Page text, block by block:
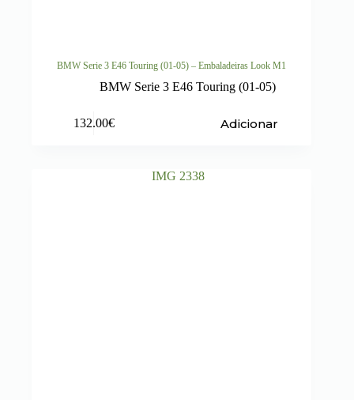
BMW Serie 3 E46 Touring (01-05) – Embaladeiras Look M1
BMW Serie 3 E46 Touring (01-05)
132.00€ Adicionar